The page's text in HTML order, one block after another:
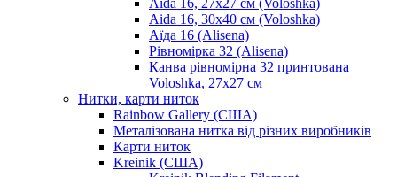
Aida 16, 30х40 см (Voloshka)
Аїда 16 (Alisena)
Рівномірка 32 (Alisena)
Канва рівномірна 32 принтована
Voloshka, 27х27 см
Нитки, карти ниток
Rainbow Gallery (США)
Металізована нитка від різних виробників
Карти ниток
Kreinik (США)